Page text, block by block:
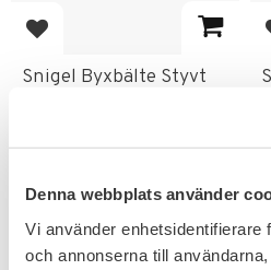
Denna webbplats använder
Vi använder enhetsidentifierare
och annonserna till
Add to favorites
Snigel Byxbälte Styvt
247KR